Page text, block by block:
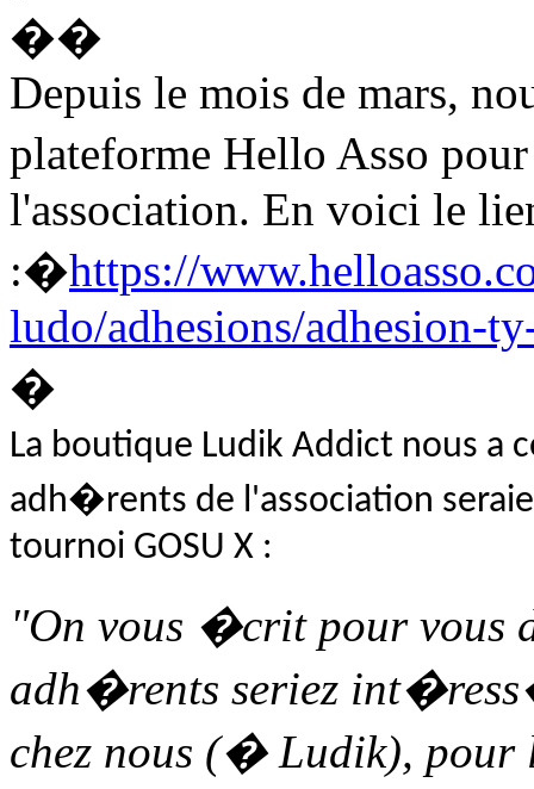
��
Depuis le mois de mars,
plateforme Hello Asso
l'association. En voici le
:�https://
ludo/adhesions/adhesion-
�
La boutique Ludik Addict nous a
adh�rents de l'association
tournoi GOSU X :
"On vous �crit pour vous
adh�rents seriez
chez nous (� Ludik),